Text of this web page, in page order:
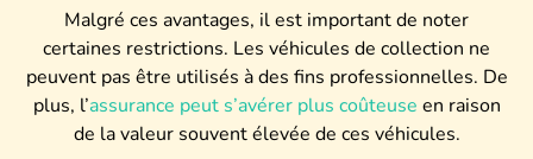
Malgré ces avantages, il est important de noter
certaines restrictions. Les véhicules de collection ne
peuvent pas être utilisés à des fins professionnelles. De
plus, l’assurance peut s’avérer plus coûteuse en raison
de la valeur souvent élevée de ces véhicules.